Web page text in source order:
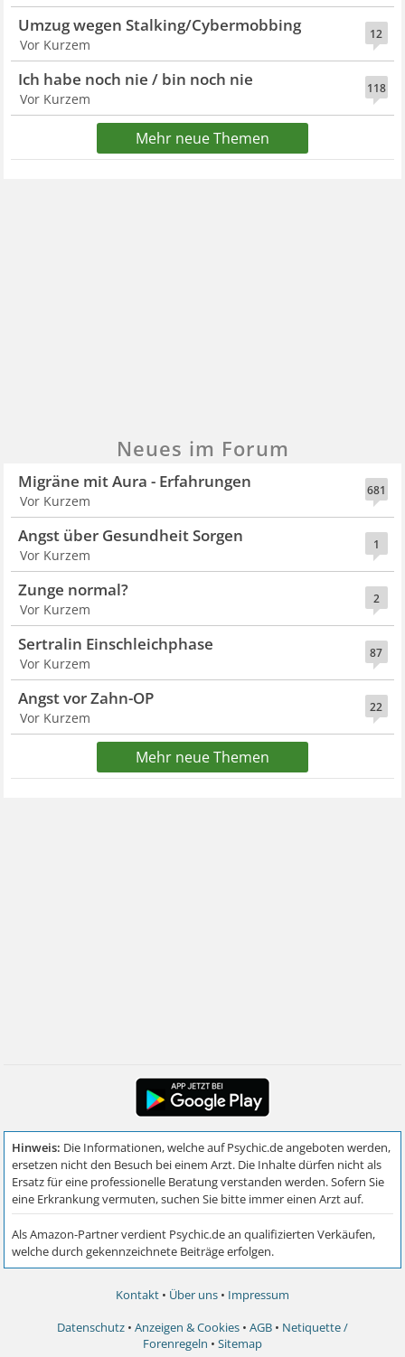
12
Umzug wegen Stalking/Cybermobbing
Vor Kurzem
118
Ich habe noch nie / bin noch nie
Vor Kurzem
Mehr neue Themen
Neues im Forum
681
Migräne mit Aura - Erfahrungen
Vor Kurzem
1
Angst über Gesundheit Sorgen
Vor Kurzem
2
Zunge normal?
Vor Kurzem
87
Sertralin Einschleichphase
Vor Kurzem
22
Angst vor Zahn-OP
Vor Kurzem
Mehr neue Themen
Kontakt • Über uns • Impressum
Datenschutz • Anzeigen & Cookies • AGB • Netiquette /
Forenregeln • Sitemap